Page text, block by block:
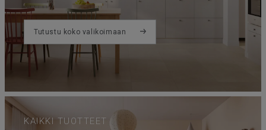
Tutustu koko valikoimaan
KAIKKI TUOTTEET